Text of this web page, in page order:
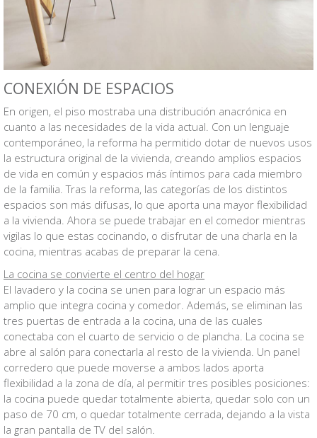
CONEXIÓN DE ESPACIOS
En origen, el piso mostraba una distribución anacrónica en
cuanto a las necesidades de la vida actual. Con un lenguaje
contemporáneo, la reforma ha permitido dotar de nuevos usos
la estructura original de la vivienda, creando amplios espacios
de vida en común y espacios más íntimos para cada miembro
de la familia. Tras la reforma, las categorías de los distintos
espacios son más difusas, lo que aporta una mayor flexibilidad
a la vivienda. Ahora se puede trabajar en el comedor mientras
vigilas lo que estas cocinando, o disfrutar de una charla en la
cocina, mientras acabas de preparar la cena.
La cocina se convierte el centro del hogar
El lavadero y la cocina se unen para lograr un espacio más
amplio que integra cocina y comedor. Además, se eliminan las
tres puertas de entrada a la cocina, una de las cuales
conectaba con el cuarto de servicio o de plancha. La cocina se
abre al salón para conectarla al resto de la vivienda. Un panel
corredero que puede moverse a ambos lados aporta
flexibilidad a la zona de día, al permitir tres posibles posiciones:
la cocina puede quedar totalmente abierta, quedar solo con un
paso de 70 cm, o quedar totalmente cerrada, dejando a la vista
la gran pantalla de TV del salón.